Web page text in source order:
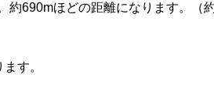
690mほどの距離になります。（約
す。